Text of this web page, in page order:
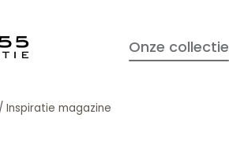
Onze collectie
/ Inspiratie magazine